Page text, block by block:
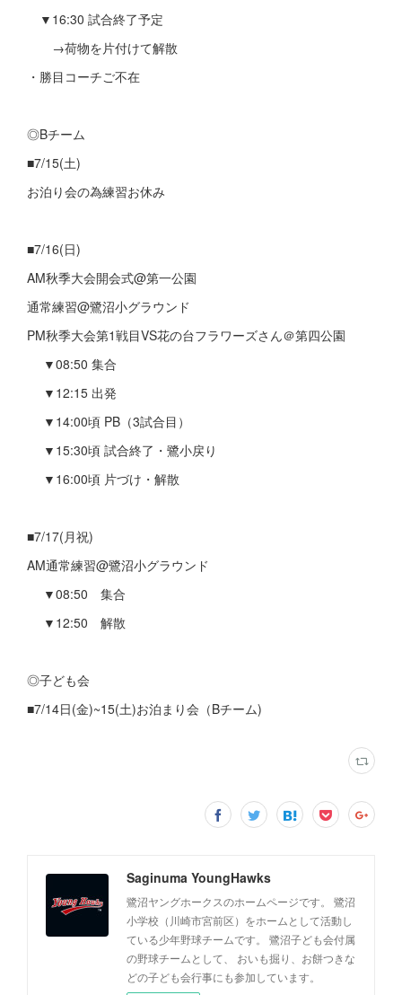
▼16:30 試合終了予定
→荷物を片付けて解散
・勝目コーチご不在
◎Bチーム
■7/15(土)
お泊り会の為練習お休み
■7/16(日)
AM秋季大会開会式@第一公園
通常練習@鷺沼小グラウンド
PM秋季大会第1戦目VS花の台フラワーズさん＠第四公園
▼08:50 集合
▼12:15 出発
▼14:00頃 PB（3試合目）
▼15:30頃 試合終了・鷺小戻り
▼16:00頃 片づけ・解散
■7/17(月祝)
AM通常練習@鷺沼小グラウンド
▼08:50 集合
▼12:50 解散
◎子ども会
■7/14日(金)~15(土)お泊まり会（Bチーム)
Saginuma YoungHawks
鷺沼ヤングホークスのホームページです。 鷺沼
小学校（川崎市宮前区）をホームとして活動し
ている少年野球チームです。 鷺沼子ども会付属
の野球チームとして、 おいも掘り、お餅つきな
どの子ども会行事にも参加しています。